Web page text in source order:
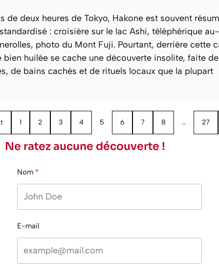
de deux heures de Tokyo, Hakone est souvent
: croisière sur le lac Ashi, téléphérique
photo du Mont Fuji. Pourtant, derrière cette
bien huilée se cache une découverte insolite, faite
de bains cachés et de rituels locaux que la plupart
1 2 3 4 5 6 7 8 … 27
Ne ratez aucune découverte !
Nom
E-mail